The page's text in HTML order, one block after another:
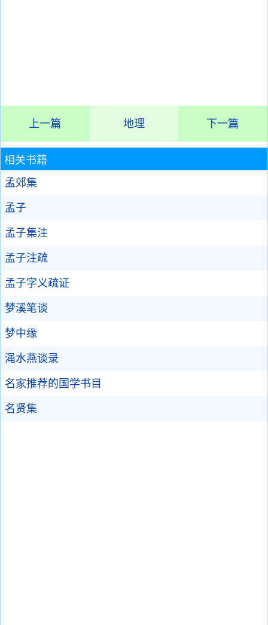
上一篇 地理 下一篇
相关书籍
孟郊集
孟子
孟子集注
孟子注疏
孟子字义疏证
梦溪笔谈
梦中缘
渑水燕谈录
名家推荐的国学书目
名贤集